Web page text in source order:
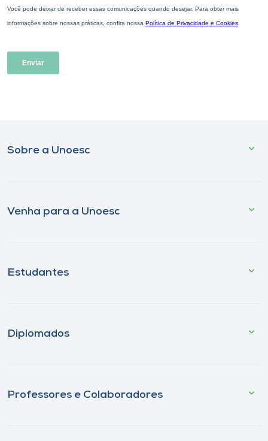
Sobre a Unoesc
Venha para a Unoesc
Estudantes
Diplomados
Professores e Colaboradores